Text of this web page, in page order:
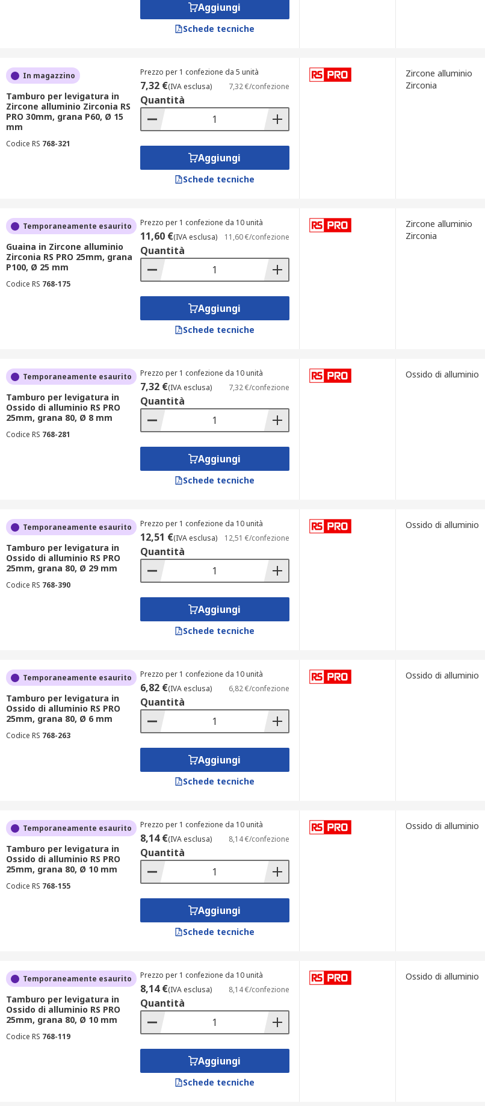
Aggiungi
Schede tecniche
In magazzino
Tamburo per levigatura in
Zircone alluminio Zirconia RS
PRO 30mm, grana P60, Ø 15
mm
Codice RS 768-321
Prezzo per 1 confezione da 5 unità
7,32 €(IVA esclusa) 7,32 €/confezione
Quantità
Aggiungi
Schede tecniche
Zircone alluminio
Zirconia
Temporaneamente esaurito
Guaina in Zircone alluminio
Zirconia RS PRO 25mm, grana
P100, Ø 25 mm
Codice RS 768-175
Prezzo per 1 confezione da 10 unità
11,60 €(IVA esclusa) 11,60 €/confezione
Quantità
Aggiungi
Schede tecniche
Zircone alluminio
Zirconia
Temporaneamente esaurito
Tamburo per levigatura in
Ossido di alluminio RS PRO
25mm, grana 80, Ø 8 mm
Codice RS 768-281
Prezzo per 1 confezione da 10 unità
7,32 €(IVA esclusa) 7,32 €/confezione
Quantità
Aggiungi
Schede tecniche
Ossido di alluminio
Temporaneamente esaurito
Tamburo per levigatura in
Ossido di alluminio RS PRO
25mm, grana 80, Ø 29 mm
Codice RS 768-390
Prezzo per 1 confezione da 10 unità
12,51 €(IVA esclusa) 12,51 €/confezione
Quantità
Aggiungi
Schede tecniche
Ossido di alluminio
Temporaneamente esaurito
Tamburo per levigatura in
Ossido di alluminio RS PRO
25mm, grana 80, Ø 6 mm
Codice RS 768-263
Prezzo per 1 confezione da 10 unità
6,82 €(IVA esclusa) 6,82 €/confezione
Quantità
Aggiungi
Schede tecniche
Ossido di alluminio
Temporaneamente esaurito
Tamburo per levigatura in
Ossido di alluminio RS PRO
25mm, grana 80, Ø 10 mm
Codice RS 768-155
Prezzo per 1 confezione da 10 unità
8,14 €(IVA esclusa) 8,14 €/confezione
Quantità
Aggiungi
Schede tecniche
Ossido di alluminio
Temporaneamente esaurito
Tamburo per levigatura in
Ossido di alluminio RS PRO
25mm, grana 80, Ø 10 mm
Codice RS 768-119
Prezzo per 1 confezione da 10 unità
8,14 €(IVA esclusa) 8,14 €/confezione
Quantità
Aggiungi
Schede tecniche
Ossido di alluminio